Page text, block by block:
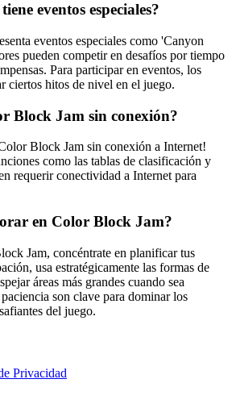
eventos especiales?
eventos especiales como 'Canyon
pueden competir en desafíos por tiempo
Para participar en eventos, los
ciertos hitos de nivel en el juego.
Block Jam sin conexión?
Block Jam sin conexión a Internet!
como las tablas de clasificación y
requerir conectividad a Internet para
en Color Block Jam?
Jam, concéntrate en planificar tus
usa estratégicamente las formas de
áreas más grandes cuando sea
son clave para dominar los
del juego.
Privacidad